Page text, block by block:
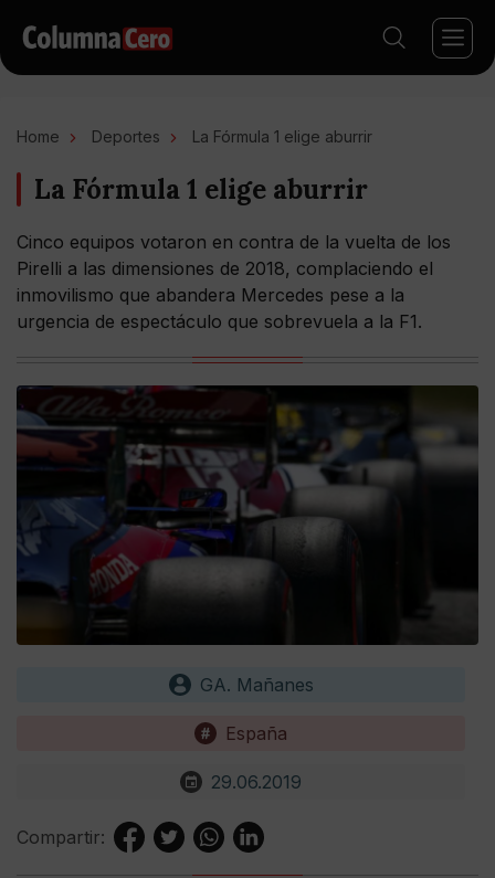
Home Deportes La Fórmula 1 elige aburrir
La Fórmula 1 elige aburrir
Cinco equipos votaron en contra de la vuelta de los
Pirelli a las dimensiones de 2018, complaciendo el
inmovilismo que abandera Mercedes pese a la
urgencia de espectáculo que sobrevuela a la F1.
GA. Mañanes
España
29.06.2019
Compartir: